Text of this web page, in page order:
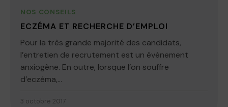
NOS CONSEILS
ECZÉMA ET RECHERCHE D’EMPLOI
Pour la très grande majorité des candidats,
l’entretien de recrutement est un événement
anxiogène. En outre, lorsque l’on souffre
d’eczéma,...
3 octobre 2017